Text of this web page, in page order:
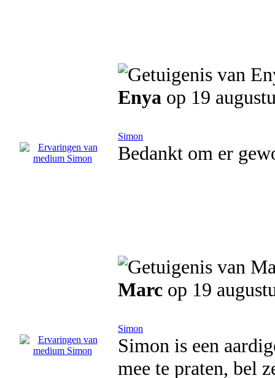
Enya op 19
Simon
Bedankt om er
Marc op 19
Simon
Simon is een
mee te praten, bel